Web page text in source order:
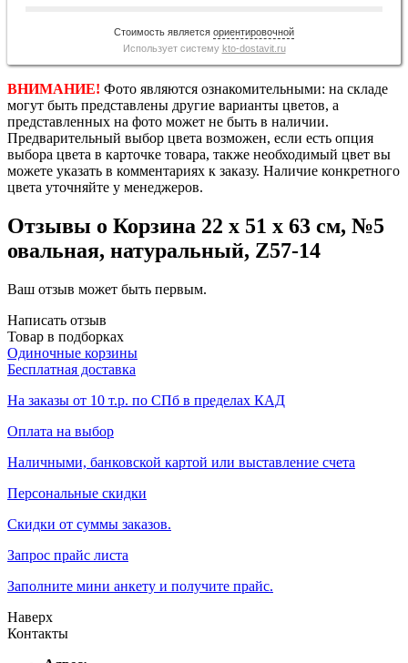
Стоимость является ориентировочной
Использует систему kto-dostavit.ru
ВНИМАНИЕ! Фото являются ознакомительными: на складе
могут быть представлены другие варианты цветов, а
представленных на фото может не быть в наличии.
Предварительный выбор цвета возможен, если есть опция
выбора цвета в карточке товара, также необходимый цвет вы
можете указать в комментариях к заказу. Наличие конкретного
цвета уточняйте у менеджеров.
Отзывы о Корзина 22 х 51 х 63 см, №5
овальная, натуральный, Z57-14
Ваш отзыв может быть первым.
Написать отзыв
Товар в подборках
Одиночные корзины
Бесплатная доставка
На заказы от 10 т.р. по СПб в пределах КАД
Оплата на выбор
Наличными, банковской картой или выставление счета
Персональные скидки
Скидки от суммы заказов.
Запрос прайс листа
Заполните мини анкету и получите прайс.
Наверх
Контакты